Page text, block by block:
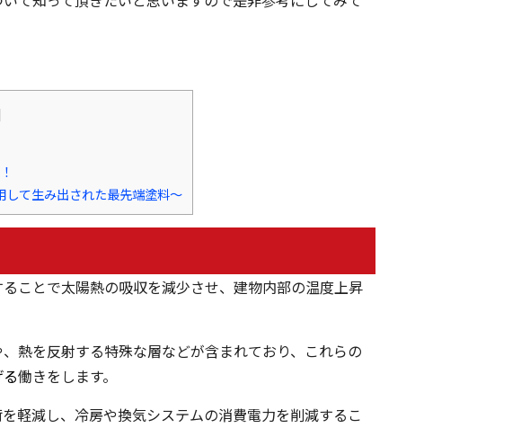
て生み出された最先端塗料～
ことで太陽熱の吸収を減少させ、建物内部の温度上昇
熱を反射する特殊な層などが含まれており、これらの
働きをします。
軽減し、冷房や換気システムの消費電力を削減するこ